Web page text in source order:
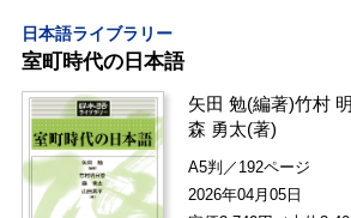
日本語ライブラリー
室町時代の日本語
矢田 勉(編著)竹村
森 勇太(著)
A5判／192ページ
2026年04月05日